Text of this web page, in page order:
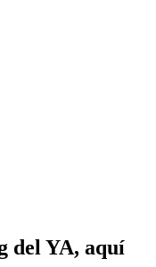
del YA, aquí